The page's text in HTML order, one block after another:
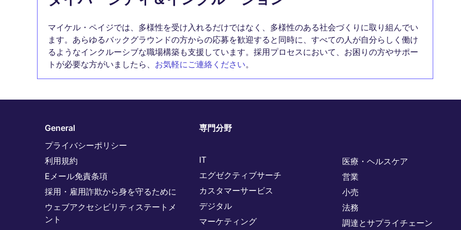
マイケル・ペイジでは、多様性を受け入れるだけではなく、多様性のある社会づくりに取り組んでい
ます。あらゆるバックグラウンドの方からの応募を歓迎すると同時に、すべての人が自分らしく働け
るようなインクルーシブな職場構築も支援しています。採用プロセスにおいて、お困りの方やサポー
トが必要な方がいましたら、 お気軽にご連絡ください。
General
プライバシーポリシー
利用規約
Eメール免責条項
採用・雇用詐欺から身を守るために
ウェブアクセシビリティステートメ
ント
専門分野
IT
エグゼクティブサーチ
カスタマーサービス
デジタル
マーケティング
医療・ヘルスケア
営業
小売
法務
調達とサプライチェーン